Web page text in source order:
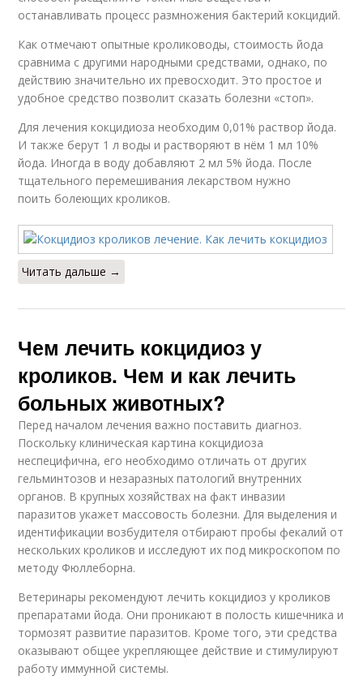
останавливать процесс размножения бактерий кокцидий.
Как отмечают опытные кролиководы, стоимость йода
сравнима с другими народными средствами, однако, по
действию значительно их превосходит. Это простое и
удобное средство позволит сказать болезни «стоп».
Для лечения кокцидиоза необходим 0,01% раствор йода.
И также берут 1 л воды и растворяют в нём 1 мл 10%
йода. Иногда в воду добавляют 2 мл 5% йода. После
тщательного перемешивания лекарством нужно
поить болеющих кроликов.
Читать дальше →
Чем лечить кокцидиоз у
кроликов. Чем и как лечить
больных животных?
Перед началом лечения важно поставить диагноз.
Поскольку клиническая картина кокцидиоза
неспецифична, его необходимо отличать от других
гельминтозов и незаразных патологий внутренних
органов. В крупных хозяйствах на факт инвазии
паразитов укажет массовость болезни. Для выделения и
идентификации возбудителя отбирают пробы фекалий от
нескольких кроликов и исследуют их под микроскопом по
методу Фюллеборна.
Ветеринары рекомендуют лечить кокцидиоз у кроликов
препаратами йода. Они проникают в полость кишечника и
тормозят развитие паразитов. Кроме того, эти средства
оказывают общее укрепляющее действие и стимулируют
работу иммунной системы.